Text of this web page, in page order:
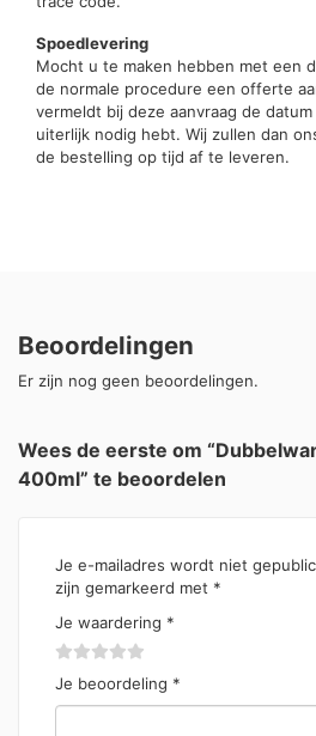
Spoedlevering
Mocht u te maken hebben met een
de normale procedure een offerte
vermeldt bij deze aanvraag de
uiterlijk nodig hebt. Wij zullen dan
de bestelling op tijd af te leveren.
Beoordelingen
Er zijn nog geen beoordelingen.
Wees de eerste om
400ml” te beoordelen
Je e-mailadres wordt niet
zijn gemarkeerd met *
Je waardering *
Je beoordeling *